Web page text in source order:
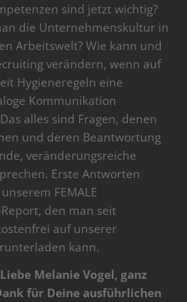
sind jetzt wichtig?
die Unternehmenskultur in
Arbeitswelt? Wie kann und
verändern, wenn auf
Hygieneregeln eine
Kommunikation
alles sind Fragen, denen
und deren Beantwortung
veränderungsreiche
Erste Antworten
FEMALE
Report, den man seit
auf unserer
kann.
Liebe Melanie Vogel, ganz
für Deine ausführlichen